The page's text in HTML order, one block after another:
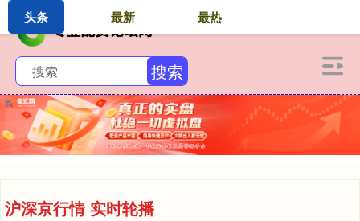
搜索
沪深京行情 实时轮播
头条 最新 最热